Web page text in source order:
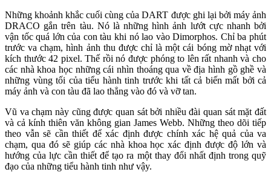
Những khoảnh khắc cuối cùng của DART được ghi lại bởi máy ảnh
DRACO gắn trên tàu. Nó là những hình ảnh lướt cực nhanh bởi
vận tốc quá lớn của con tàu khi nó lao vào Dimorphos. Chỉ ba phút
trước va chạm, hình ảnh thu được chỉ là một cái bóng mờ nhạt với
kích thước 42 pixel. Thế rồi nó được phóng to lên rất nhanh và cho
các nhà khoa học những cái nhìn thoáng qua về địa hình gồ ghề và
những vùng tối của tiểu hành tinh trước khi tất cả biến mất bởi cả
máy ảnh và con tàu đã lao thẳng vào đó và vỡ tan.
Vũ va chạm này cũng được quan sát bởi nhiều đài quan sát mặt đất
và cả kính thiên văn không gian James Webb. Những theo dõi tiếp
theo vẫn sẽ cần thiết để xác định được chính xác hệ quả của va
chạm, qua đó sẽ giúp các nhà khoa học xác định được độ lớn và
hướng của lực cần thiết để tạo ra một thay đổi nhất định trong quỹ
đạo của những tiểu hành tinh như vậy.